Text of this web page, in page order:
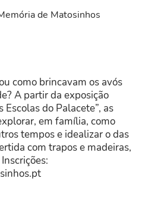
de Matosinhos
como brincavam os avós
A partir da exposição
do Palacete”, as
em família, como
tempos e idealizar o das
com trapos e madeiras,